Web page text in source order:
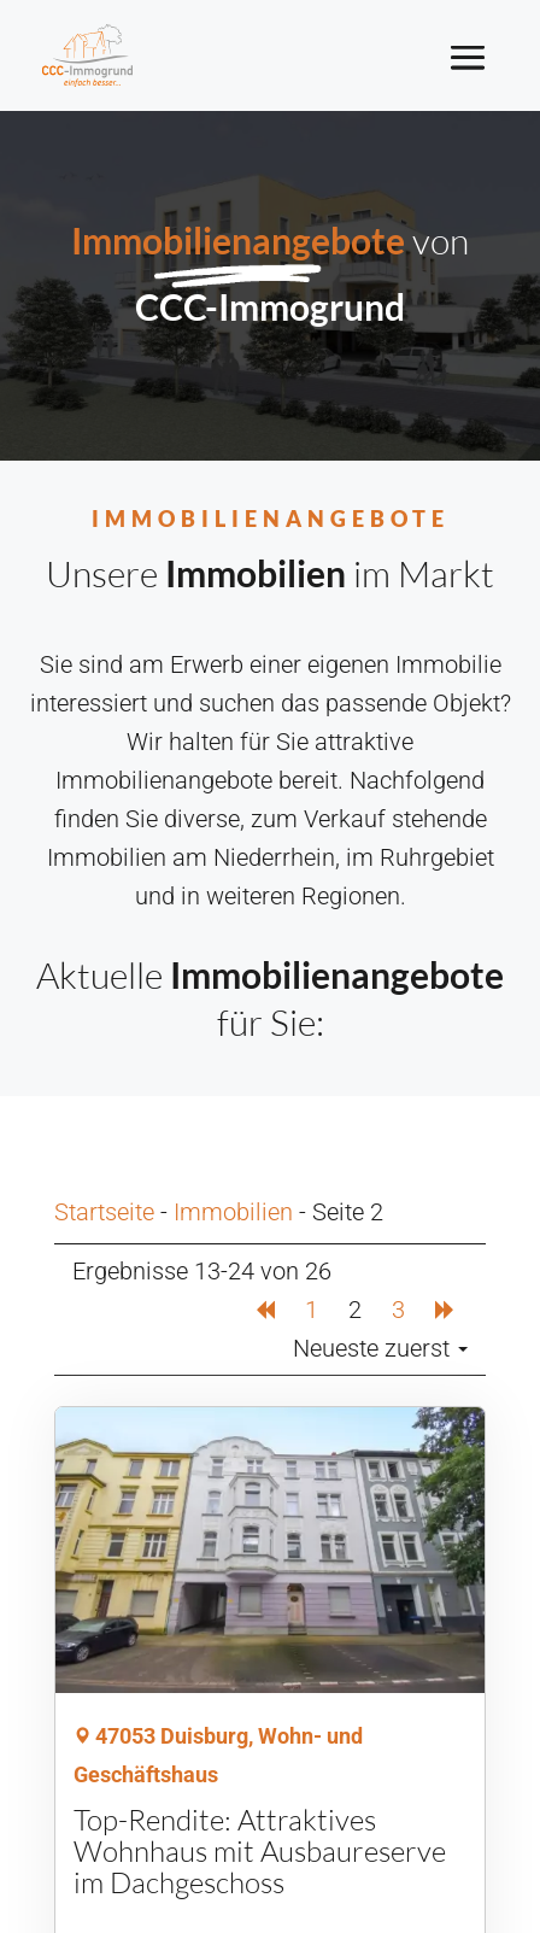
Immobilienangebotevon
CCC-Immogrund
IMMOBILIENANGEBOTE
Unsere Immobilien im Markt
Sie sind am Erwerb einer eigenen Immobilie
interessiert und suchen das passende Objekt?
Wir halten für Sie attraktive
Immobilienangebote bereit. Nachfolgend
finden Sie diverse, zum Verkauf stehende
Immobilien am Niederrhein, im Ruhrgebiet
und in weiteren Regionen.
Aktuelle Immobilienangebote
für Sie:
Startseite- Immobilien - Seite 2
Ergebnisse 13-24 von 26
1
2
3
Neueste zuerst
47053 Duisburg, Wohn- und
Geschäftshaus
Top-Rendite: Attraktives
Wohnhaus mit Ausbaureserve
im Dachgeschoss